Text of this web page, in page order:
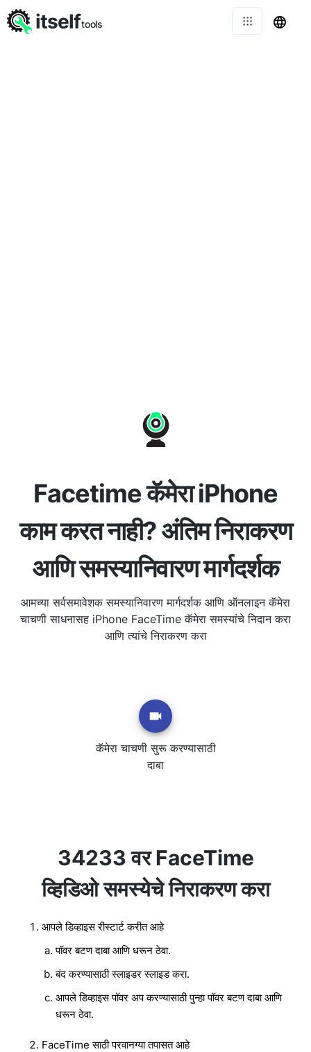
Facetime कॅमेरा iPhone
काम करत नाही? अंतिम निराकरण
आणि समस्यानिवारण मार्गदर्शक
आमच्या सर्वसमावेशक समस्यानिवारण मार्गदर्शक आणि ऑनलाइन कॅमेरा
चाचणी साधनासह iPhone FaceTime कॅमेरा समस्यांचे निदान करा
आणि त्यांचे निराकरण करा
कॅमेरा चाचणी सुरू करण्यासाठी
दाबा
34233 वर FaceTime
व्हिडिओ समस्येचे निराकरण करा
आपले डिव्हाइस रीस्टार्ट करीत आहे
पॉवर बटण दाबा आणि धरून ठेवा.
बंद करण्यासाठी स्लाइडर स्लाइड करा.
आपले डिव्हाइस पॉवर अप करण्यासाठी पुन्हा पॉवर बटण दाबा आणि
धरून ठेवा.
FaceTime साठी परवानग्या तपासत आहे
itselftools